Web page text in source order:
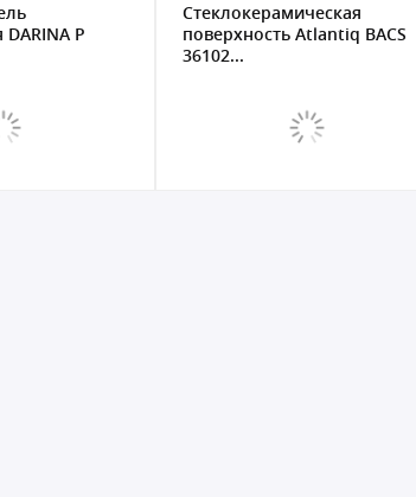
P
Стеклокерамическая
поверхность Atlantiq BACS
36102...